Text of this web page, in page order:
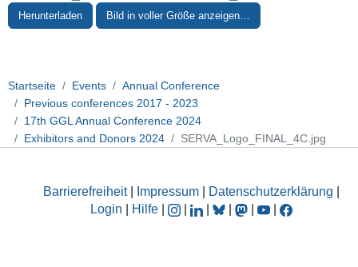
Herunterladen Bild in voller Größe anzeigen…
Startseite Events
Annual Conference
Previous conferences 2017 - 2023
17th GGL Annual Conference 2024
Exhibitors and Donors 2024
SERVA_Logo_FINAL_4C.jpg
Barrierefreiheit| Impressum Datenschutzerklärung
Login
Hilfe